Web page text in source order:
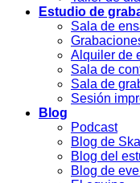
Estudio de
Sala de
Alquiler de
Sala de
Sala de
Sesión
Blog
Podcast
Blog de
Blog del
Blog de